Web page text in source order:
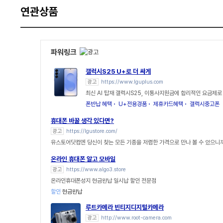
연관상품
파워링크
갤럭시S25 U+로 더 싸게
광고 https://www.lguplus.com
최신 AI 탑재 갤럭시S25, 이통사지원금에 합리적인 요금제
폰반납 혜택
U+전용경품 제휴카드혜택 갤럭시중고폰
휴대폰 바꿀 생각 있다면?
광고 https://lgustore.com/
유스토어닷컴엔 당신이 찾는 모든 기종을 저렴한 가격으로 만나 볼 수 있으니
온라인 휴대폰 알고 모바일
광고 https://www.algo3.store
온라인휴대폰성지 현금완납 일시납 할인 전문점
할인 현금완납
루트카메라 빈티지디지털카메라
광고 http://www.root-camera.com